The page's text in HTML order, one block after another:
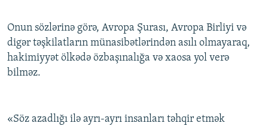
Onun sözlərinə görə, Avropa Şurası, Avropa Birliyi və
digər təşkilatların münasibətlərindən asılı olmayaraq,
hakimiyyət ölkədə özbaşınalığa və xaosa yol verə
bilməz.
«Söz azadlığı ilə ayrı-ayrı insanları təhqir etmək